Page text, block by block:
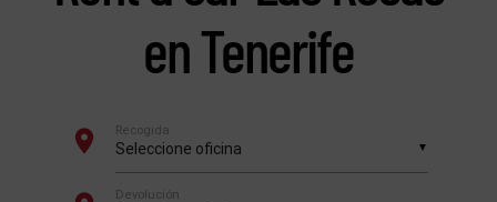
en Tenerife